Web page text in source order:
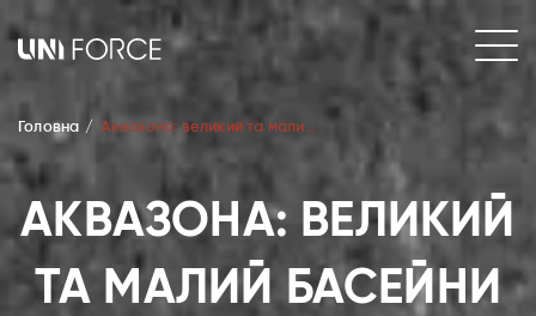
Головна Аквазона: великий та малий басейни
АКВАЗОНА: ВЕЛИКИЙ
ТА МАЛИЙ БАСЕЙНИ